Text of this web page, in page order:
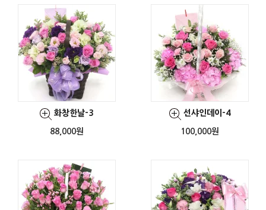
화창한날-3
88,000원
선샤인데이-4
100,000원